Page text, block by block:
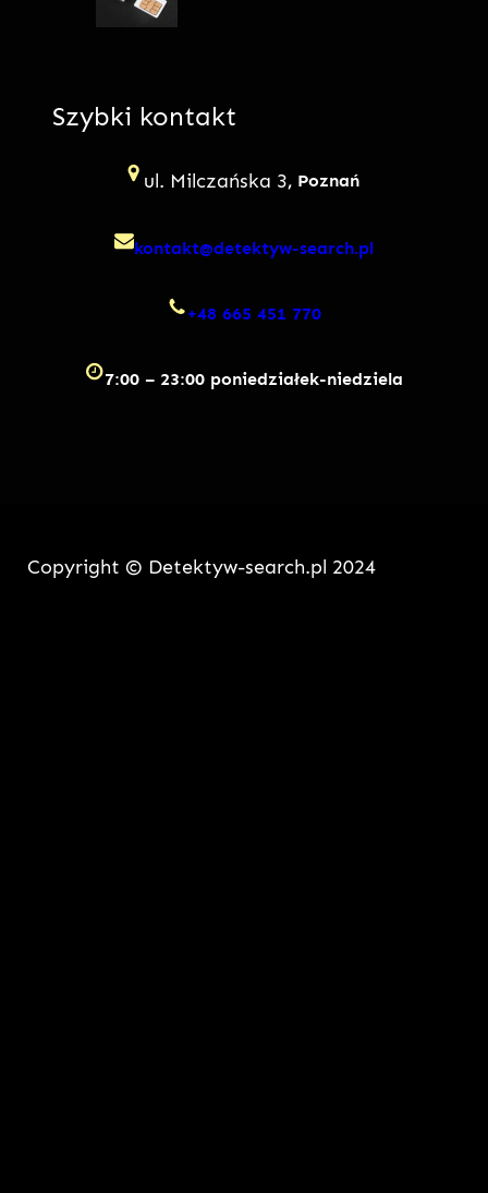
Szybki kontakt
ul. Milczańska 3, Poznań
kontakt@detektyw-search.pl
+48 665 451 770
7:00 – 23:00 poniedziałek-niedziela
Copyright © Detektyw-search.pl 2024